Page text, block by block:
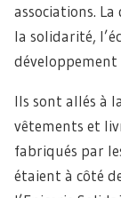
associations. La
la solidarité,
Ils sont allés à
vêtements et
fabriqués par
étaient à côté